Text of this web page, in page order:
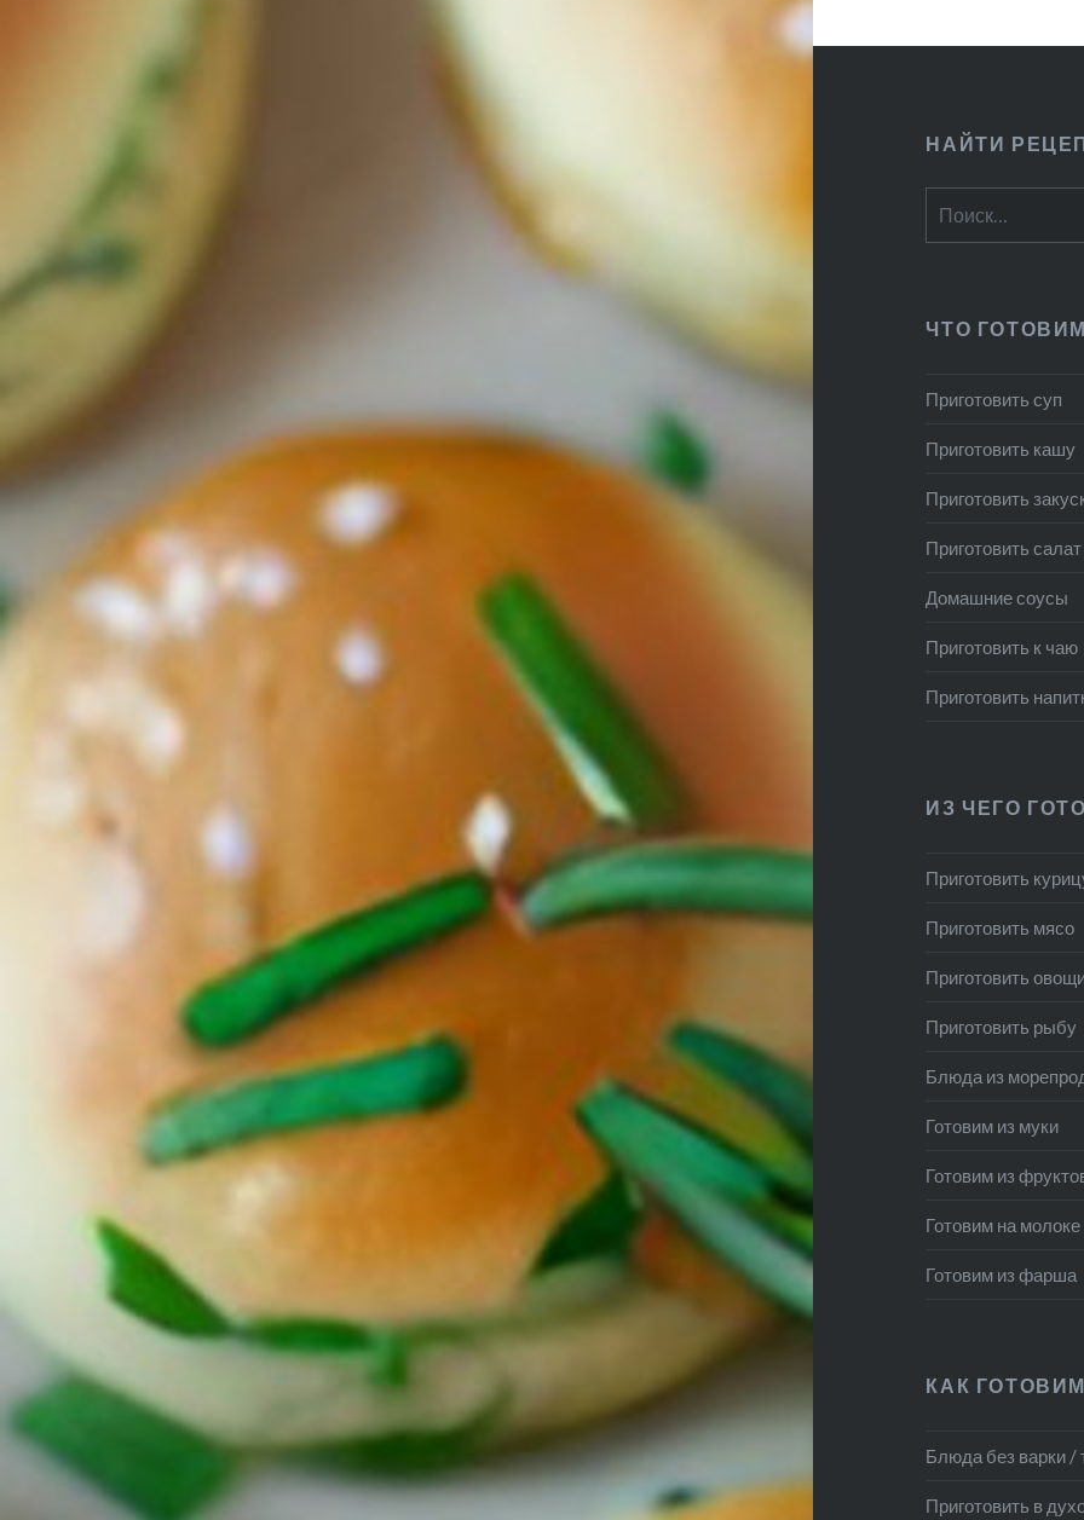
НАЙТИ
ЧТО
Приготовить суп
Приготовить кашу
Приготовить
Приготовить салат
Домашние соусы
Приготовить к чаю
Приготовить
ИЗ ЧЕГО
Приготовить
Приготовить мясо
Приготовить
Приготовить рыбу
Блюда из
Готовим из муки
Готовим из
Готовим на молоке
Готовим из фарша
КАК
Блюда без варки /
Приготовить в